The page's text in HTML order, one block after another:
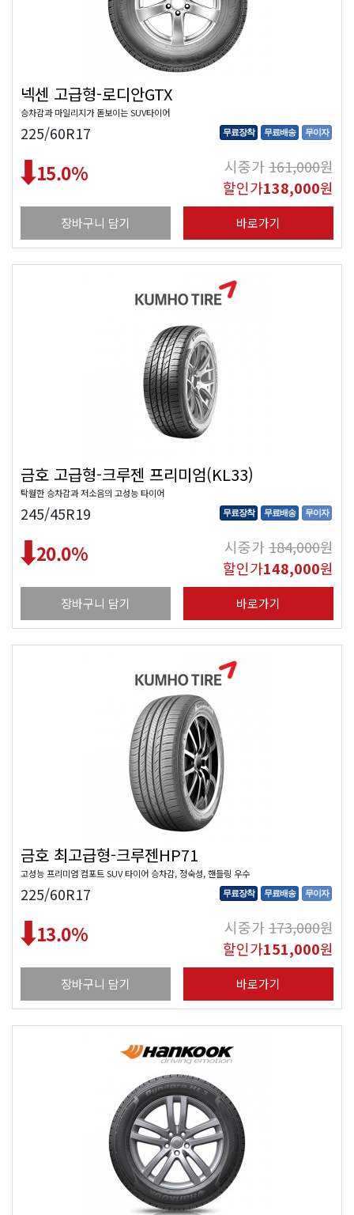
넥센 고급형-로디안GTX
승차감과 마일리지가 돋보이는 SUV타이어
225/60R17 무료장착 무료배송 무이자
15.0% 시중가161,000원
할인가138,000원
장바구니 담기 바로가기
금호 고급형-크루젠 프리미엄(KL33)
탁월한 승차감과 저소음의 고성능 타이어
245/45R19 무료장착 무료배송 무이자
20.0% 시중가184,000원
할인가148,000원
장바구니 담기 바로가기
금호 최고급형-크루젠HP71
고성능 프리미엄 컴포트 SUV 타이어 승차감, 정숙성, 핸들링 우수
225/60R17 무료장착 무료배송 무이자
13.0% 시중가173,000원
할인가151,000원
장바구니 담기 바로가기